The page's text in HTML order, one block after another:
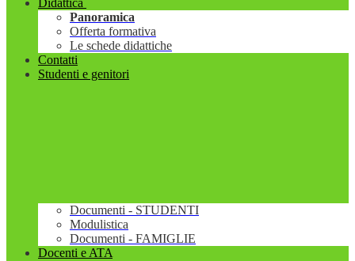
Didattica
Panoramica
Offerta formativa
Le schede didattiche
Contatti
Studenti e genitori
Documenti - STUDENTI
Modulistica
Documenti - FAMIGLIE
Docenti e ATA